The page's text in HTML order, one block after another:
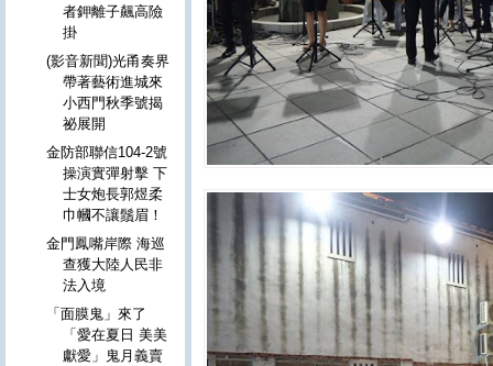
者鉀離子飆高險
掛
(影音新聞)光甬奏界
帶著藝術進城來
小西門秋季號揭
祕展開
金防部聯信104-2號
操演實彈射擊 下
士女炮長郭煜柔
巾幗不讓鬚眉！
金門鳳嘴岸際 海巡
查獲大陸人民非
法入境
「面膜鬼」來了
「愛在夏日 美美
獻愛」鬼月義賣